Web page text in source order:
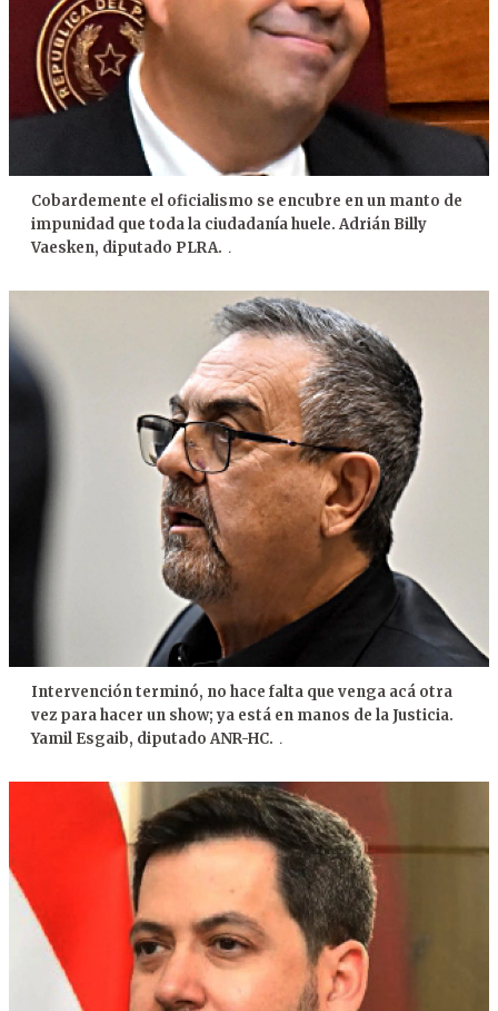
Cobardemente el oficialismo se encubre en un manto de
impunidad que toda la ciudadanía huele. Adrián Billy
Vaesken, diputado PLRA. .
Intervención terminó, no hace falta que venga acá otra
vez para hacer un show; ya está en manos de la Justicia.
Yamil Esgaib, diputado ANR-HC. .